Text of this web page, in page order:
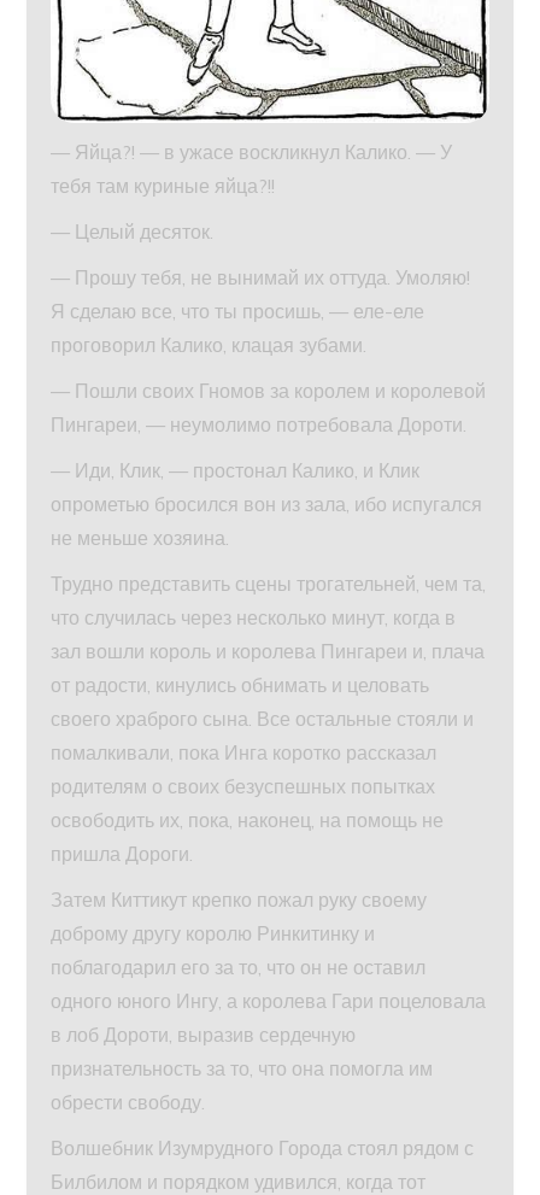
— Яйца?! — в ужасе воскликнул Калико. — У
тебя там куриные яйца?!!
— Целый десяток.
— Прошу тебя, не вынимай их оттуда. Умоляю!
Я сделаю все, что ты просишь, — еле-еле
проговорил Калико, клацая зубами.
— Пошли своих Гномов за королем и королевой
Пингареи, — неумолимо потребовала Дороти.
— Иди, Клик, — простонал Калико, и Клик
опрометью бросился вон из зала, ибо испугался
не меньше хозяина.
Трудно представить сцены трогательней, чем та,
что случилась через несколько минут, когда в
зал вошли король и королева Пингареи и, плача
от радости, кинулись обнимать и целовать
своего храброго сына. Все остальные стояли и
помалкивали, пока Инга коротко рассказал
родителям о своих безуспешных попытках
освободить их, пока, наконец, на помощь не
пришла Дороги.
Затем Киттикут крепко пожал руку своему
доброму другу королю Ринкитинку и
поблагодарил его за то, что он не оставил
одного юного Ингу, а королева Гари поцеловала
в лоб Дороти, выразив сердечную
признательность за то, что она помогла им
обрести свободу.
Волшебник Изумрудного Города стоял рядом с
Билбилом и порядком удивился, когда тот